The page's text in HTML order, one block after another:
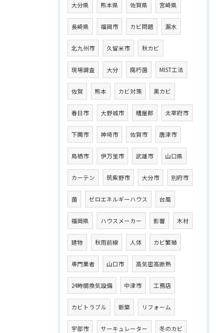
大分県 熊本県 佐賀県 宮崎県
長崎県 福岡市 カビ問題 漏水
北九州市 久留米市 秋カビ
現場調査 大分 腐朽菌 MIST工法
佐賀 熊本 カビ対策 黒カビ
春日市 大野城市 糟屋郡 太宰府市
下関市 神埼市 佐賀市 唐津市
鳥栖市 伊万里市 武雄市 山口県
カーテン 筑紫野市 大分市 別府市
菌 ゼロエネルギーハウス 台風
福岡県 ハウスメーカー 影響 木材
建物 秋雨前線 人体 カビ繁殖
専門業者 山口市 高気密高断熱
24時間換気設備 中津市 工務店
カビトラブル 新築 リフォーム
宇部市 サーキュレーター 冬のカビ